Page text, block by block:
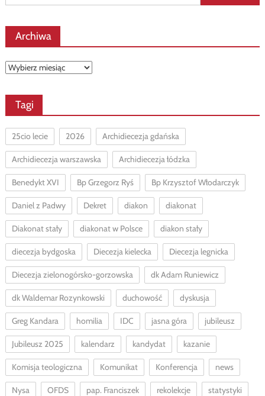
Archiwa
Archiwa
Tagi
25cio lecie 2026 Archidiecezja gdańska
Archidiecezja warszawska Archidiecezja łódzka
Benedykt XVI Bp Grzegorz Ryś Bp Krzysztof Włodarczyk
Daniel z Padwy Dekret diakon diakonat
Diakonat stały diakonat w Polsce diakon stały
diecezja bydgoska Diecezja kielecka Diecezja legnicka
Diecezja zielonogórsko-gorzowska dk Adam Runiewicz
dk Waldemar Rozynkowski duchowość dyskusja
Greg Kandara homilia IDC jasna góra jubileusz
Jubileusz 2025 kalendarz kandydat kazanie
Komisja teologiczna Komunikat Konferencja news
Nysa OFDS pap. Franciszek rekolekcje statystyki